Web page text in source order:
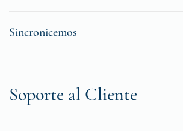
Sincronicemos
Soporte al Cliente